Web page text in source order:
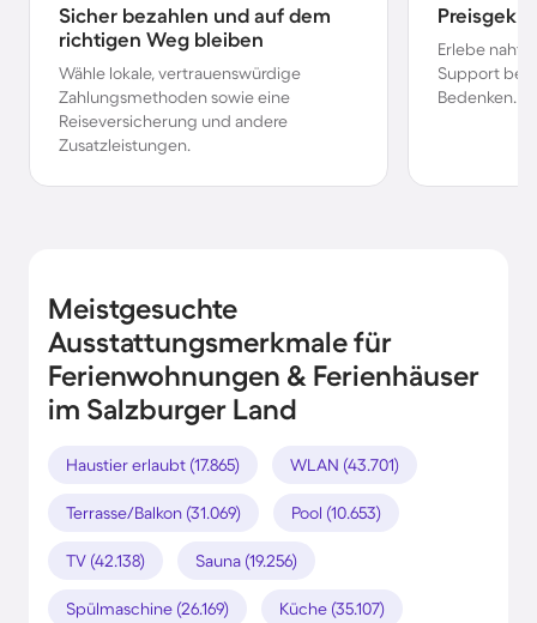
Sicher bezahlen und auf dem
richtigen Weg bleiben
Wähle lokale, vertrauenswürdige
Zahlungsmethoden sowie eine
Reiseversicherung und andere
Zusatzleistungen.
Erlebe
Support bei
Bedenken.
Meistgesuchte
Ausstattungsmerkmale für
Ferienwohnungen & Ferienhäuser
im Salzburger Land
Haustier erlaubt (17.865) WLAN (43.701)
Terrasse/Balkon (31.069) Pool (10.653)
TV (42.138) Sauna (19.256)
Spülmaschine (26.169) Küche (35.107)